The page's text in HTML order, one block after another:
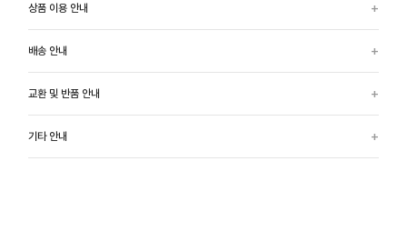
상품 이용 안내
배송 안내
교환 및 반품 안내
기타 안내